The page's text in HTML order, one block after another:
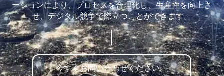
ーションにより、プロセスを合理化し、生産性を向上さ
せ、デジタル競争で際立つことができます。
今すぐお問い合わせください。